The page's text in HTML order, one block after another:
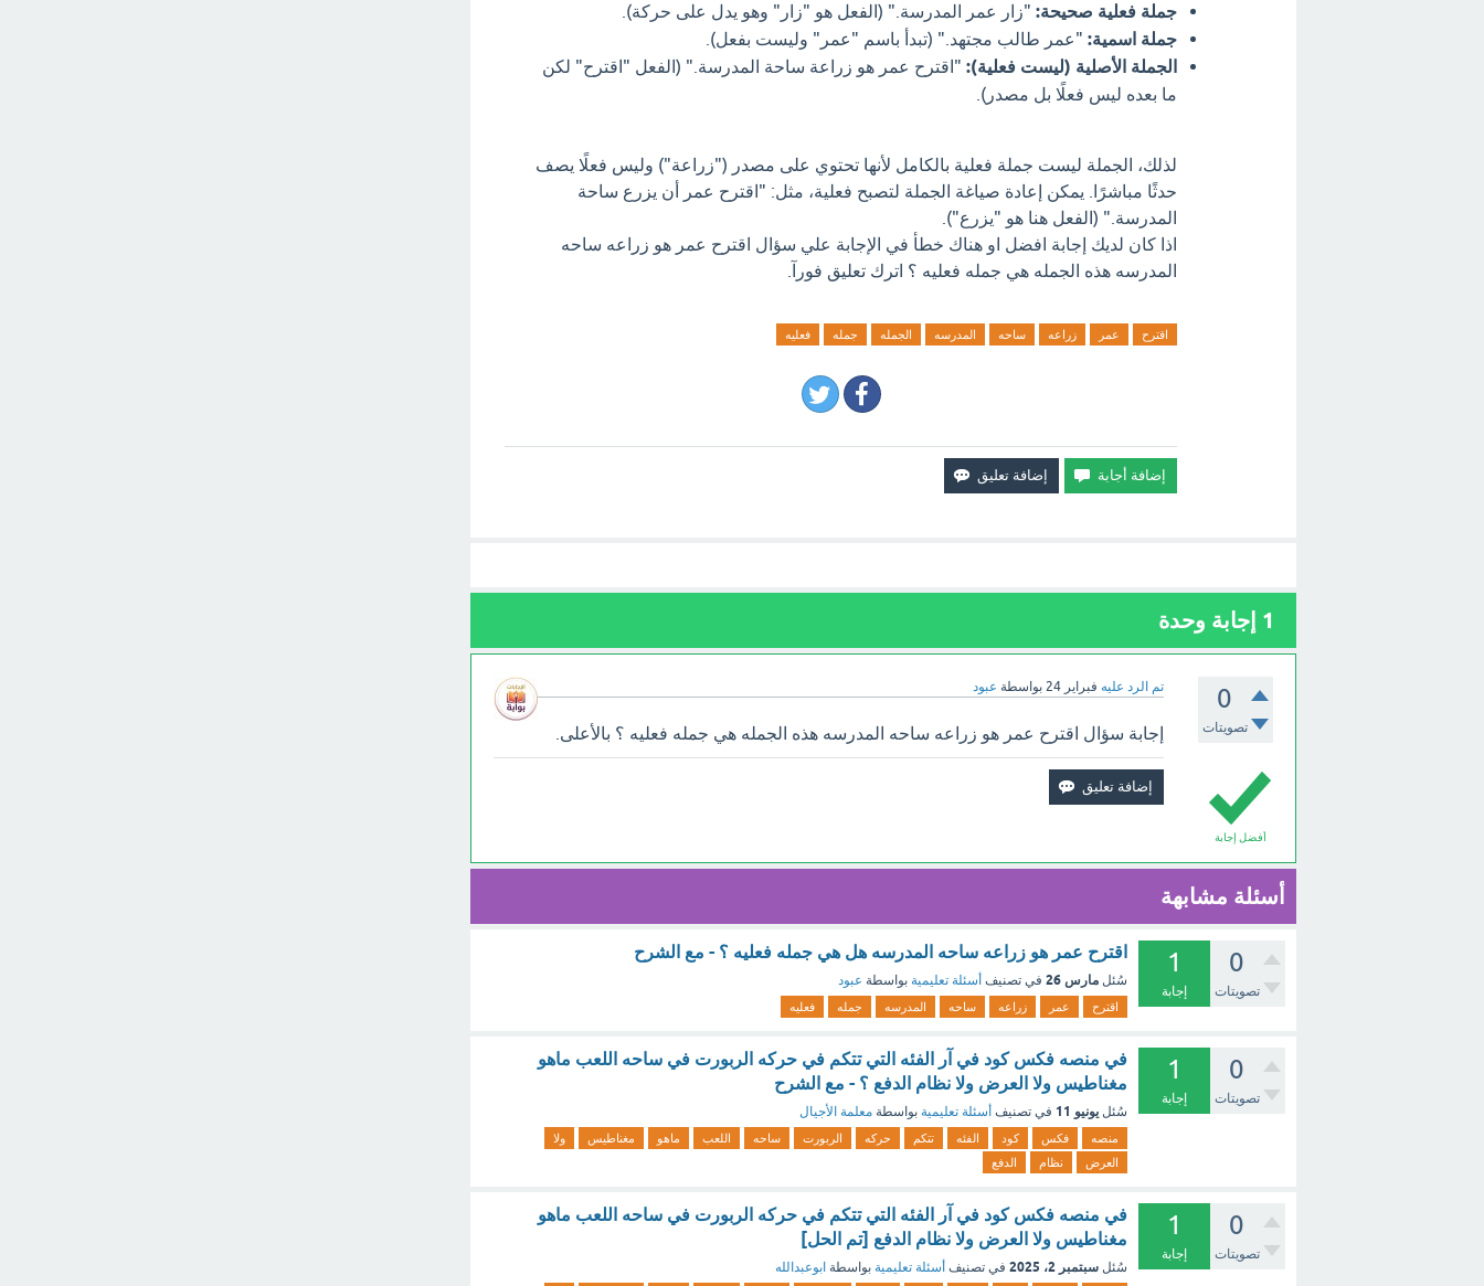
جملة فعلية صحيحة: "زار عمر المدرسة." (الفعل هو "زار" وهو يدل على حركة).
جملة اسمية: "عمر طالب مجتهد." (تبدأ باسم "عمر" وليست بفعل).
الجملة الأصلية (ليست فعلية): "اقترح عمر هو زراعة ساحة المدرسة." (الفعل "اقترح" لكن
ما بعده ليس فعلًا بل مصدر).
لذلك، الجملة ليست جملة فعلية بالكامل لأنها تحتوي على مصدر ("زراعة") وليس فعلًا يصف
حدثًا مباشرًا. يمكن إعادة صياغة الجملة لتصبح فعلية، مثل: "اقترح عمر أن يزرع ساحة
المدرسة." (الفعل هنا هو "يزرع").
اذا كان لديك إجابة افضل او هناك خطأ في الإجابة علي سؤال اقترح عمر هو زراعه ساحه
المدرسه هذه الجمله هي جمله فعليه ؟ اترك تعليق فورآ.
اقترح عمر زراعه ساحه المدرسه الجمله جمله فعليه
1 إجابة وحدة
0
تصويتات
تم الرد عليه فبراير 24 بواسطة عبود
أفضل إجابة
إجابة سؤال اقترح عمر هو زراعه ساحه المدرسه هذه الجمله هي جمله فعليه ؟ بالأعلى.
أسئلة مشابهة
0
تصويتات
1
إجابة
اقترح عمر هو زراعه ساحه المدرسه هل هي جمله فعليه ؟ - مع الشرح
سُئل مارس 26 في تصنيف أسئلة تعليمية بواسطة عبود
اقترح عمر زراعه ساحه المدرسه جمله فعليه
0
تصويتات
1
إجابة
في منصه فكس كود في آر الفئه التي تتكم في حركه الربورت في ساحه اللعب ماهو
مغناطيس ولا العرض ولا نظام الدفع ؟ - مع الشرح
سُئل يونيو 11 في تصنيف أسئلة تعليمية بواسطة معلمة الأجيال
منصه فكس كود الفئه تتكم حركه الربورت ساحه اللعب ماهو مغناطيس
ولا
العرض
نظام الدفع
0
تصويتات
1
إجابة
في منصه فكس كود في آر الفئه التي تتكم في حركه الربورت في ساحه اللعب ماهو
مغناطيس ولا العرض ولا نظام الدفع [تم الحل]
سُئل سبتمبر 2، 2025 في تصنيف أسئلة تعليمية بواسطة ابوعبدالله